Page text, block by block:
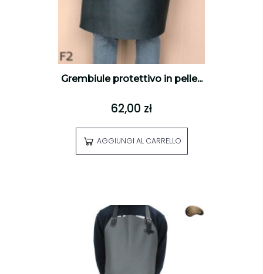
Grembiule protettivo in pelle...
62,00 zł
AGGIUNGI AL CARRELLO